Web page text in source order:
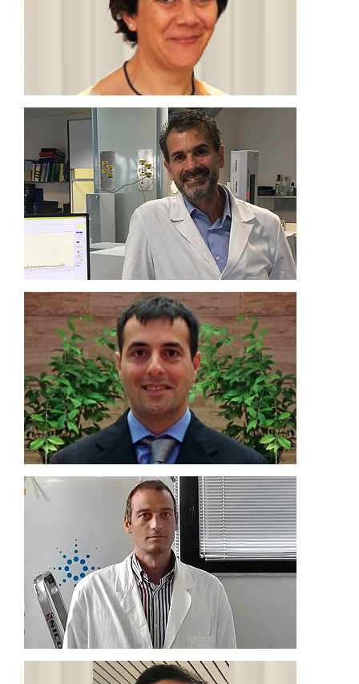
PAOLA DUGO
Professore Ordinario in Chimica degli Alimenti
Mi occupo della ricerca relativa all’impiego di tecniche
di cromatografia liquida mono- e multidimensionali per
PETER Q. TRANCHIDA
Professore Associato di Chimica degli Alimenti
Sono coinvolto nella ricerca relativa all’impiego di
tecniche GCxGC-MS, GC-IRMS and MALDI-ToF-ToF.
Queste tecniche saranno utilizzate per l’analisi
dettagliata e “fingerprinting” della frazione
insaponificabile intera, dei trigliceridi e degli acidi grassi
e di componenti minori, come le cere.
FRANCESCO CACCIOLA
Professore Associato di Chimica degli Alimenti
Sono coinvolto nella ricerca relativa all’impiego di
tecniche LC-PDA/MS e LCxLC-PDA/MS per la
determinazione del contenuto polifenolico nei vari
campioni di oli EVO.
ARCHIMEDE ROTONDO
Ricercatore di Chimica Generale e Inorganica
Mi occupo dell’analisi NMR di campioni di olio d’oliva.
Lo scopo della mia ricerca è la quantificazione
relativamente rapida di più composti chimici possibili
senza alcuna alterazione chimica.